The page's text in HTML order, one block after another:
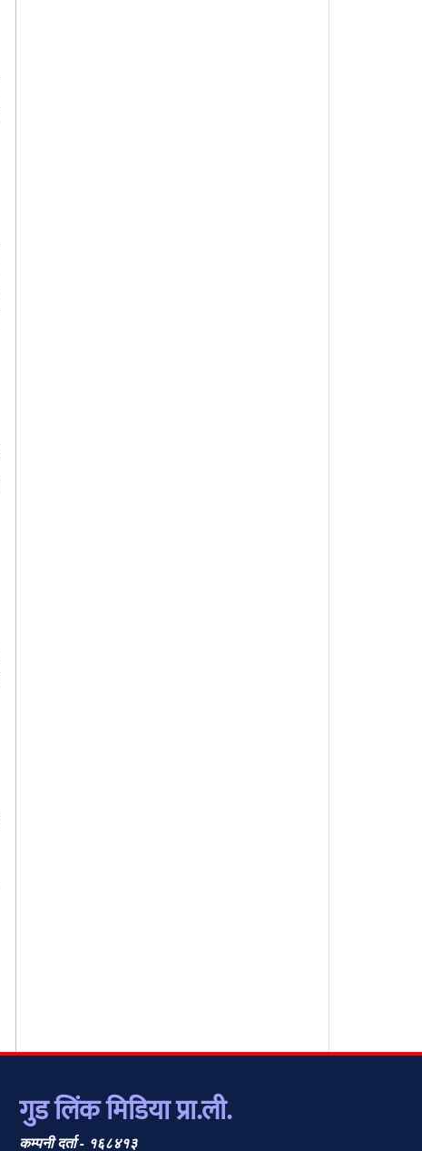
गुड लिंक मिडिया प्रा.ली.
कम्पनी दर्ता - १६८४१३